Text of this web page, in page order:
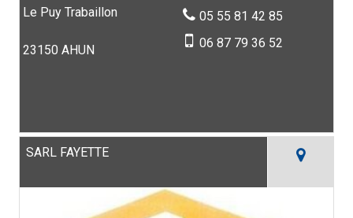
Le Puy Trabaillon
23150 AHUN
05 55 81 42 85
06 87 79 36 52
SARL FAYETTE